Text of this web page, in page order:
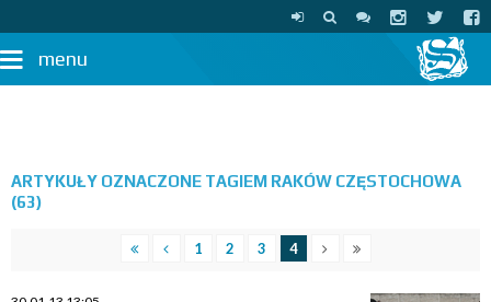
menu
ARTYKUŁY OZNACZONE TAGIEM RAKÓW CZĘSTOCHOWA
(63)
1 2 3 4